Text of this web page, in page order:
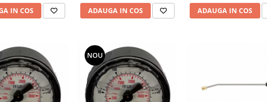
IN COS ADAUGA IN COS ADAUGA IN COS
NOU